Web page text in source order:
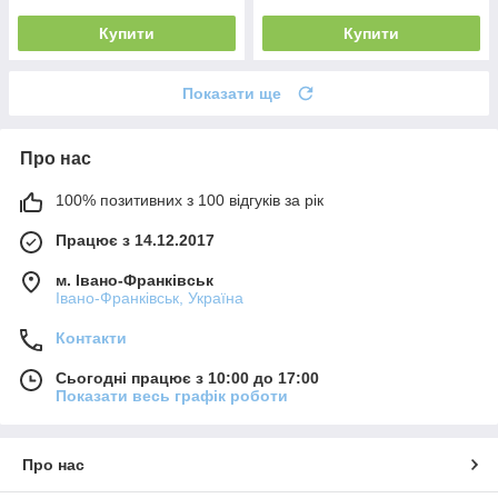
Купити Купити
Показати ще
Про нас
100% позитивних з 100 відгуків за рік
Працює з 14.12.2017
м. Івано-Франківськ
Івано-Франківськ, Україна
Контакти
Сьогодні працює з 10:00 до 17:00
Показати весь графік роботи
Про нас